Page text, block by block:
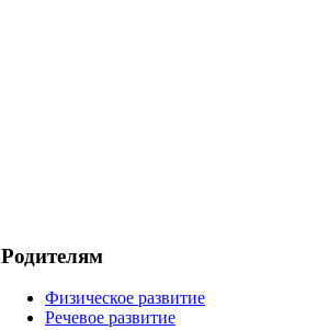
Родителям
Физическое развитие
Речевое развитие